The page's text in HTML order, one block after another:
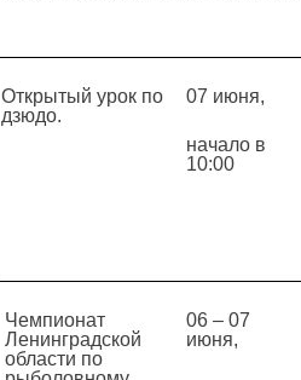
Открытый урок по
дзюдо.
07 июня,
начало в
10:00
Чемпионат
Ленинградской
области по
06 – 07
июня,